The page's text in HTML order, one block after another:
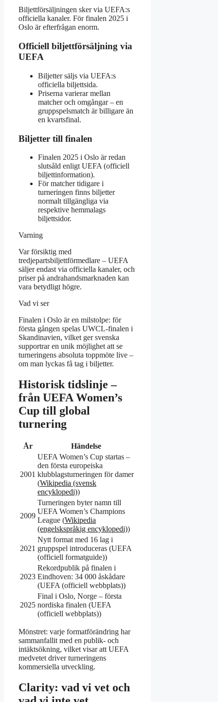
Biljettförsäljningen sker via UEFA:s
officiella kanaler. För finalen 2025 i
Oslo är efterfrågan enorm.
Officiell biljettförsäljning via
UEFA
Biljetter säljs via UEFA:s
officiella biljettsida.
Priserna varierar mellan
matcher och omgångar – en
gruppspelsmatch är billigare än
en kvartsfinal.
Biljetter till finalen
Finalen 2025 i Oslo är redan
slutsåld enligt UEFA (officiell
biljettinformation).
För matcher tidigare i
turneringen finns biljetter
normalt tillgängliga via
respektive hemmalags
biljettsidor.
Varning
Var försiktig med
tredjepartsbiljettförmedlare – UEFA
säljer endast via officiella kanaler, och
priser på andrahandsmarknaden kan
vara betydligt högre.
Vad vi ser
Finalen i Oslo är en milstolpe: för
första gången spelas UWCL-finalen i
Skandinavien, vilket ger svenska
supportrar en unik möjlighet att se
turneringens absoluta toppmöte live –
om man lyckas få tag i biljetter.
Historisk tidslinje –
från UEFA Women’s
Cup till global
turnering
År Händelse
2001
UEFA Women’s Cup startas –
den första europeiska
klubblagsturneringen för damer
(Wikipedia (svensk
encyklopedi))
2009
Turneringen byter namn till
UEFA Women’s Champions
League (Wikipedia
(engelskspråkig encyklopedi))
2021
Nytt format med 16 lag i
gruppspel introduceras (UEFA
(officiell formatguide))
2023
Rekordpublik på finalen i
Eindhoven: 34 000 åskådare
(UEFA (officiell webbplats))
2025
Final i Oslo, Norge – första
nordiska finalen (UEFA
(officiell webbplats))
Mönstret: varje formatförändring har
sammanfallit med en publik- och
intäktsökning, vilket visar att UEFA
medvetet driver turneringens
kommersiella utveckling.
Clarity: vad vi vet och